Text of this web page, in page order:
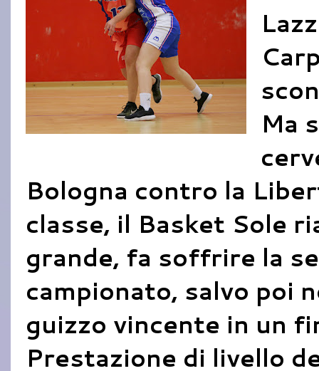
Ma
Bologna contro la
classe, il Basket Sole
grande, fa soffrire la
campionato, salvo poi
guizzo vincente in un
Prestazione di livello